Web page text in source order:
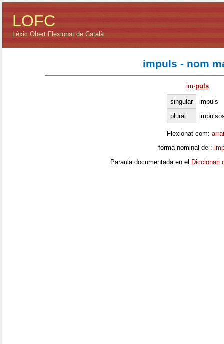
LOFC
Lèxic Obert Flexionat de Català
impuls - nom
im·puls
singular
impuls
plural
Flexionat com:
forma nominal de :
Paraula documentada en el Diccionari